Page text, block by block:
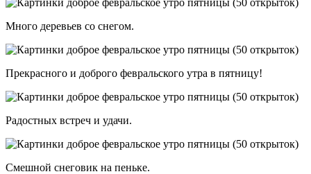
Много деревьев со снегом.
Прекрасного и доброго февральского утра в пятницу!
Радостных встреч и удачи.
Смешной снеговик на пеньке.